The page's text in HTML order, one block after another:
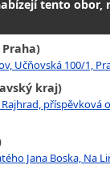
tento obor,
Učňovská 100/1,
kraj)
příspěvková
Jana Boska, Na